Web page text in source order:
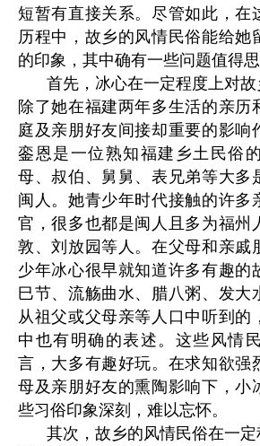
短暂有直接关系。尽管如此，在
历程中，故乡的风情民俗能给她
的印象，其中确有一些问题值得思
首先，冰心在一定程度上对故
除了她在福建两年多生活的亲历
庭及亲朋好友间接却重要的影响
銮恩是一位熟知福建乡土民俗
母、叔伯、舅舅、表兄弟等大多
闽人。她青少年时代接触的许多
官，很多也都是闽人且多为福州
敦、刘放园等人。在父母和亲戚
少年冰心很早就知道许多有趣的
巳节、流觞曲水、腊八粥、发大
从祖父或父母亲等人口中听到的
中也有明确的表述。这些风情
言，大多有趣好玩。在求知欲强
母及亲朋好友的熏陶影响下，小
些习俗印象深刻，难以忘怀。
其次，故乡的风情民俗在一